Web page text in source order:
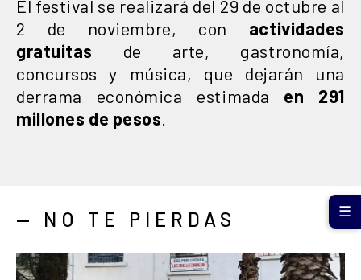
El festival se realizará del 29 de octubre al
2 de noviembre, con actividades
gratuitas de arte, gastronomía,
concursos y música, que dejarán una
derrama económica estimada en 291
millones de pesos
— NO TE PIERDAS ☰